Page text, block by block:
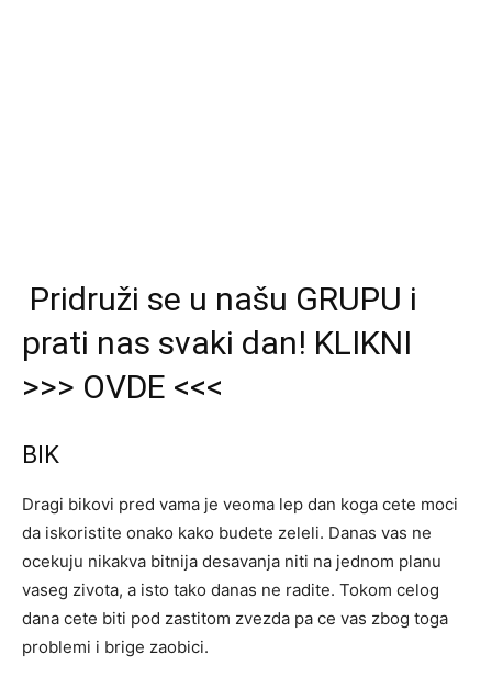
Pridruži se u našu GRUPU i
prati nas svaki dan! KLIKNI
>>> OVDE <<<
BIK
Dragi bikovi pred vama je veoma lep dan koga cete moci
da iskoristite onako kako budete zeleli. Danas vas ne
ocekuju nikakva bitnija desavanja niti na jednom planu
vaseg zivota, a isto tako danas ne radite. Tokom celog
dana cete biti pod zastitom zvezda pa ce vas zbog toga
problemi i brige zaobici.